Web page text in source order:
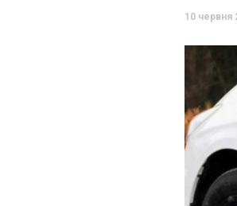
10 червня